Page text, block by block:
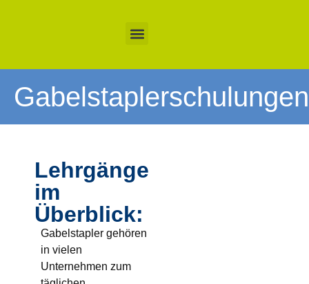
Gabelstaplerschulungen
Lehrgänge
im
Überblick:
Gabelstapler gehören
in vielen
Unternehmen zum